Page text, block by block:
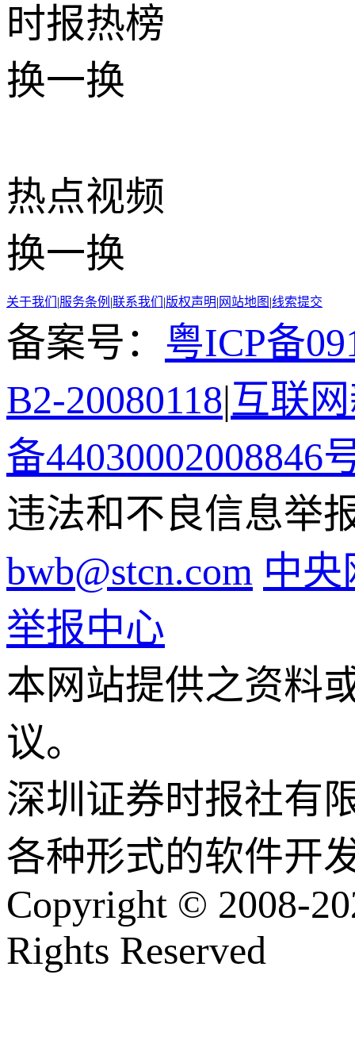
时报热榜
换一换
热点视频
换一换
关于我们 |服务条例 |联系我们 |版权声明| 网站地图 |线索提交
备案号： 粤ICP备
B2-20080118|互联
备44030002008846
违法和不良信息举
bwb@stcn.com 中
举报中心
本网站提供之资料
议。
深圳证券时报社有
各种形式的软件开
Copyright © 2008-
Rights Reserved